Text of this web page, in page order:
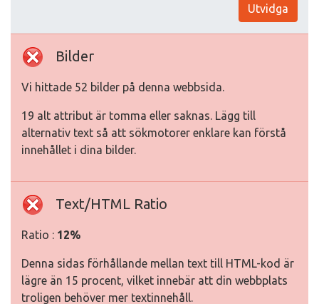
Utvidga
Bilder
Vi hittade 52 bilder på denna webbsida.
19 alt attribut är tomma eller saknas. Lägg till
alternativ text så att sökmotorer enklare kan förstå
innehållet i dina bilder.
Text/HTML Ratio
Ratio : 12%
Denna sidas förhållande mellan text till HTML-kod är
lägre än 15 procent, vilket innebär att din webbplats
troligen behöver mer textinnehåll.